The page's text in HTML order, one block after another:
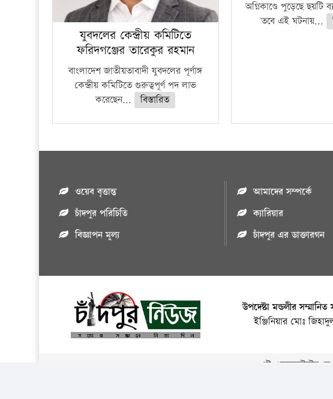
যুবদলের কেন্দ্রীয় কমিটিতে
ফরিদগঞ্জের তারেকুর রহমান
বাংলাদেশ জাতীয়তাবাদী যুবদলের পূর্ণাঙ্গ
কেন্দ্রীয় কমিটিতে গুরুত্বপূর্ণ পদ লাভ
করেছেন...
বিস্তারিত
অগ্নিকাণ্ডে পুড়েছে ছয়টি
তবে এই ঘটনায়...
ওয়েব বৃত্তান্ত
চাঁদপুর পরিচিতি
বিজ্ঞাপন মুল্য
আমাদের সম্পর্কে
ক্যারিয়ার
চাঁদপুর এর ডাক্তারগন
উপদেষ্টা মন্ডলীর সম্মানিত
ইঞ্জিনিয়ার মোঃ
এই ওয়েবসাইটের যে